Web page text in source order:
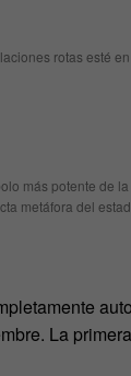
rotas esté
más potente de
metáfora del
La